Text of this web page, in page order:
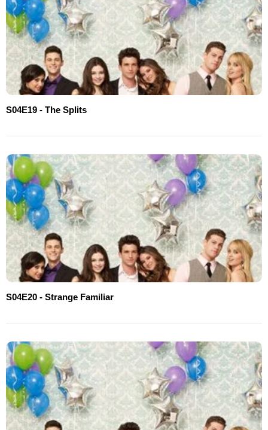
S04E19 - The Splits
S04E20 - Strange Familiar